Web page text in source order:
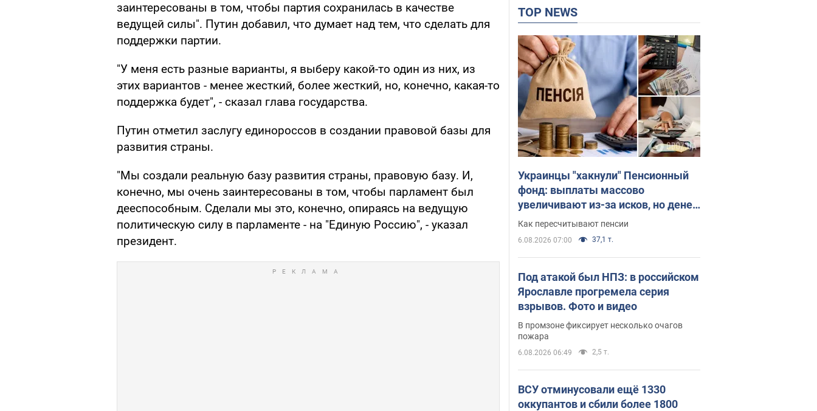
заинтересованы в том, чтобы партия сохранилась в качестве
ведущей силы". Путин добавил, что думает над тем, что сделать для
поддержки партии.
"У меня есть разные варианты, я выберу какой-то один из них, из
этих вариантов - менее жесткий, более жесткий, но, конечно, какая-то
поддержка будет", - сказал глава государства.
Путин отметил заслугу единороссов в создании правовой базы для
развития страны.
"Мы создали реальную базу развития страны, правовую базу. И,
конечно, мы очень заинтересованы в том, чтобы парламент был
дееспособным. Сделали мы это, конечно, опираясь на ведущую
политическую силу в парламенте - на "Единую Россию", - указал
президент.
TOP NEWS
Украинцы "хакнули" Пенсионный
фонд: выплаты массово
увеличивают из-за исков, но денег
не хватает
Как пересчитывают пенсии
6.08.2026 07:00 37,1 т.
Под атакой был НПЗ: в российском
Ярославле прогремела серия
взрывов. Фото и видео
В промзоне фиксирует несколько очагов
пожара
6.08.2026 06:49 2,5 т.
ВСУ отминусовали ещё 1330
оккупантов и сбили более 1800